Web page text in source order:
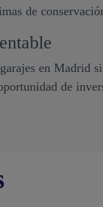
de
en Madrid
de